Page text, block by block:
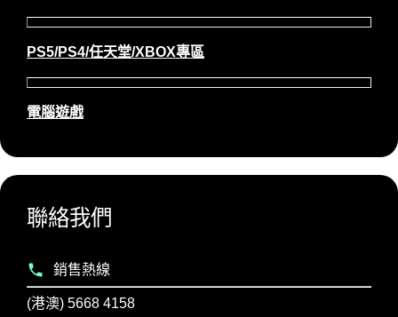
PS5/PS4/任天堂/XBOX專區
電腦遊戲
聯絡我們
銷售熱線
(港澳) 5668 4158